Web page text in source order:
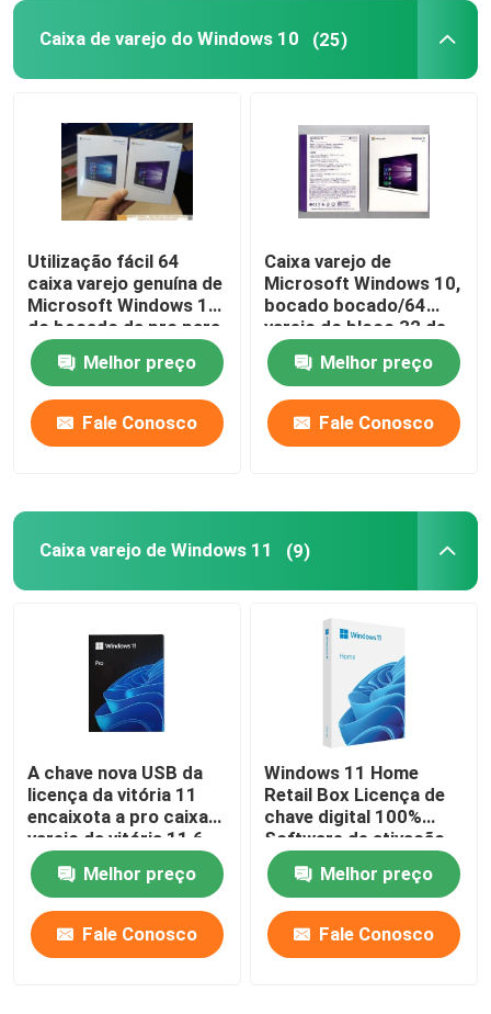
Caixa de varejo do Windows 10 (25)
Utilização fácil 64
caixa varejo genuína de
Microsoft Windows 10
do bocado da pro para
o PC/tabuleta
Melhor preço
Fale Conosco
Caixa varejo de
Microsoft Windows 10,
bocado bocado/64
varejo do bloco 32 de
Windows 10
Melhor preço
Fale Conosco
Caixa varejo de Windows 11 (9)
A chave nova USB da
licença da vitória 11
encaixota a pro caixa
varejo da vitória 11 6
meses de garantia
Melhor preço
Fale Conosco
Windows 11 Home
Retail Box Licença de
chave digital 100%
Software de ativação
online
Melhor preço
Fale Conosco